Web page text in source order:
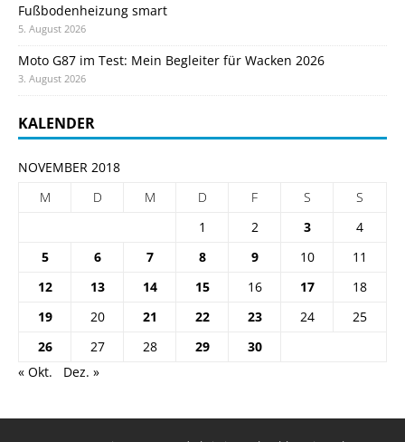
Fußbodenheizung smart
5. August 2026
Moto G87 im Test: Mein Begleiter für Wacken 2026
3. August 2026
KALENDER
NOVEMBER 2018
M
D M D F S
S
1
2 3
4
5
6 7 8 9 10
11
12
13 14 15 16 17
18
19
20 21 22 23 24
25
26
27 28 29
30
« Okt.
Dez. »